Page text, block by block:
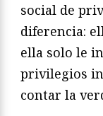
social de
diferencia:
ella solo le
privilegios
contar la